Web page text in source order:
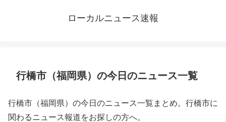
ローカルニュース速報
行橋市（福岡県）の今日のニュース一覧
行橋市（福岡県）の今日のニュース一覧まとめ。行橋市に
関わるニュース報道をお探しの方へ。